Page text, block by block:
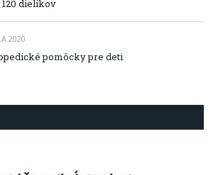
120 dielikov
2020
pomôcky pre deti